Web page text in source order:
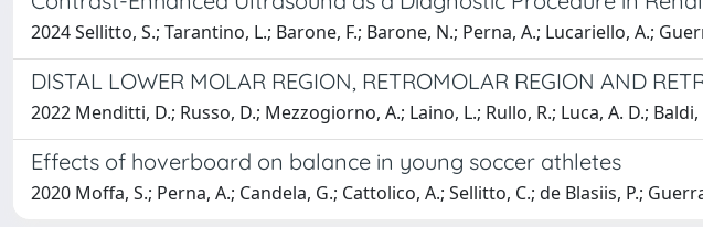
2024 Sellitto, S.; Tarantino, L.; Barone, F.; Barone, N.; Perna, A.; Lucariello, A.;
DISTAL LOWER MOLAR REGION, RETROMOLAR REGION AND
2022 Menditti, D.; Russo, D.; Mezzogiorno, A.; Laino, L.; Rullo, R.; Luca, A. D.; Baldi,
Effects of hoverboard on balance in young soccer athletes
2020 Moffa, S.; Perna, A.; Candela, G.; Cattolico, A.; Sellitto, C.; de Blasiis, P.;